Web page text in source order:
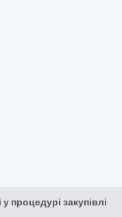
процедурі закупівлі